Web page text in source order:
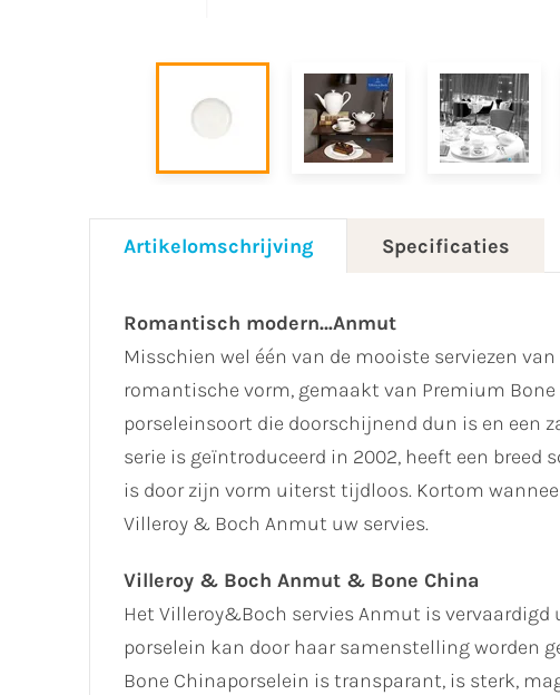
Artikelomschrijving Specificaties
Romantisch modern…Anmut
Misschien wel één van de mooiste serviezen
romantische vorm, gemaakt van Premium
porseleinsoort die doorschijnend dun is en een
serie is geïntroduceerd in 2002, heeft een
is door zijn vorm uiterst tijdloos. Kortom
Villeroy & Boch Anmut uw servies.
Villeroy & Boch Anmut & Bone China
Het Villeroy&Boch servies Anmut is
porselein kan door haar samenstelling worden
Bone Chinaporselein is transparant, is sterk,